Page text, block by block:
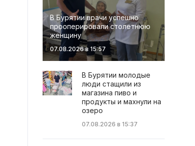
В Бурятии врачи успешно
прооперировали столетнюю
женщину
07.08.2026 в 15:57
В Бурятии молодые
люди стащили из
магазина пиво и
продукты и махнули на
озеро
07.08.2026 в 15:37